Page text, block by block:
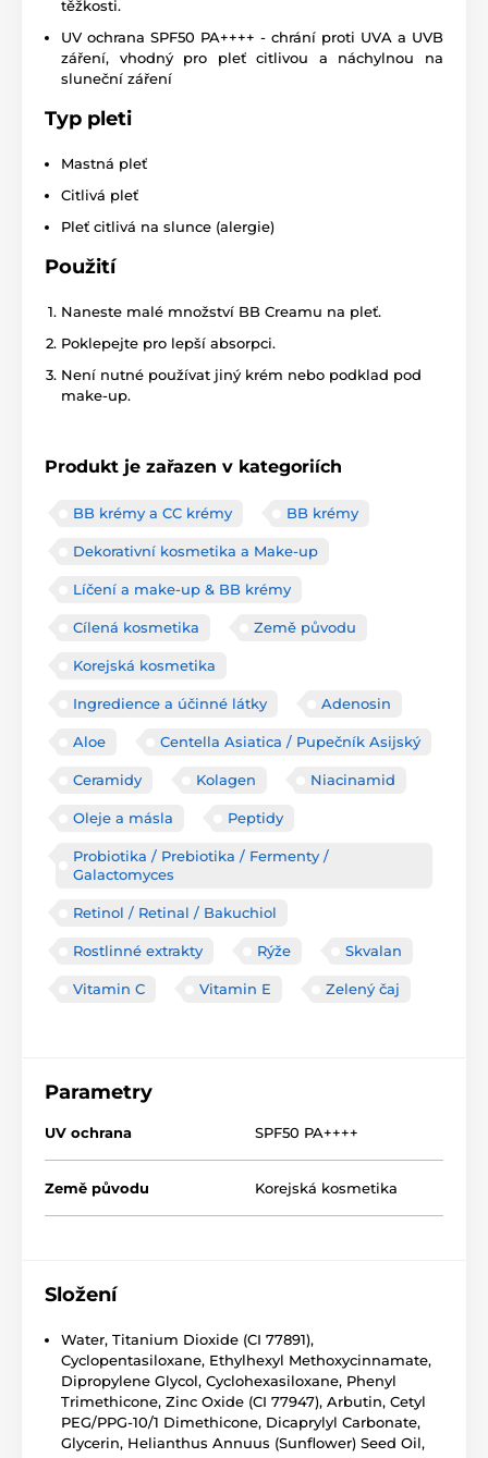
těžkosti.
UV ochrana SPF50 PA++++ - chrání proti UVA a UVB
záření, vhodný pro pleť citlivou a náchylnou na
sluneční záření
Typ pleti
Mastná pleť
Citlivá pleť
Pleť citlivá na slunce (alergie)
Použití
Naneste malé množství BB Creamu na pleť.
Poklepejte pro lepší absorpci.
Není nutné používat jiný krém nebo podklad pod
make-up.
Produkt je zařazen v kategoriích
BB krémy a CC krémy BB krémy
Dekorativní kosmetika a Make-up
Líčení a make-up & BB krémy
Cílená kosmetika Země původu
Korejská kosmetika
Ingredience a účinné látky Adenosin
Aloe Centella Asiatica / Pupečník Asijský
Ceramidy Kolagen Niacinamid
Oleje a másla Peptidy
Probiotika / Prebiotika / Fermenty /
Galactomyces
Retinol / Retinal / Bakuchiol
Rostlinné extrakty Rýže Skvalan
Vitamin C Vitamin E Zelený čaj
Parametry
UV ochrana SPF50 PA++++
Země původu Korejská kosmetika
Složení
Water, Titanium Dioxide (CI 77891),
Cyclopentasiloxane, Ethylhexyl Methoxycinnamate,
Dipropylene Glycol, Cyclohexasiloxane, Phenyl
Trimethicone, Zinc Oxide (CI 77947), Arbutin, Cetyl
PEG/PPG-10/1 Dimethicone, Dicaprylyl Carbonate,
Glycerin, Helianthus Annuus (Sunflower) Seed Oil,